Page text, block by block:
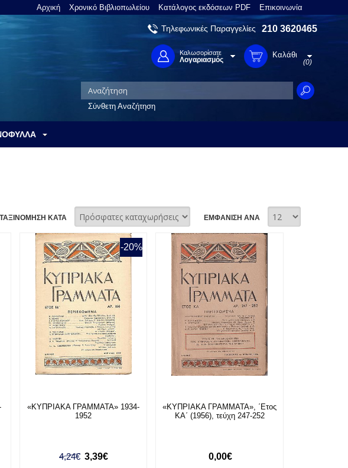
Αρχική Χρονικό Βιβλιοπωλείου Κατάλογος εκδόσεων PDF Επικοινωνία
Τηλεφωνικές Παραγγελίες 210 3620465
Καλωσορίσατε
Λογαριασμός
Καλάθι
(0)
Σύνθετη Αναζήτηση
ΕΜΦΑΝΙΣΗ ΑΝΑ
ΤΑΞΙΝΟΜΗΣΗ ΚΑΤΑ
-20%
«ΚΥΠΡΙΑΚΑ ΓΡΑΜΜΑΤΑ» 1934-
1952
4,24€ 3,39€
«ΚΥΠΡΙΑΚΑ ΓΡΑΜΜΑΤΑ», ΄Ετος
ΚΑ΄ (1956), τεύχη 247-252
0,00€